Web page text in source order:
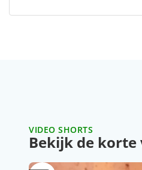
VIDEO SHORTS
Bekijk de korte